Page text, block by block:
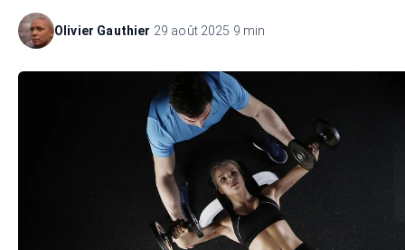
Olivier Gauthier 29 août 2025 9 min